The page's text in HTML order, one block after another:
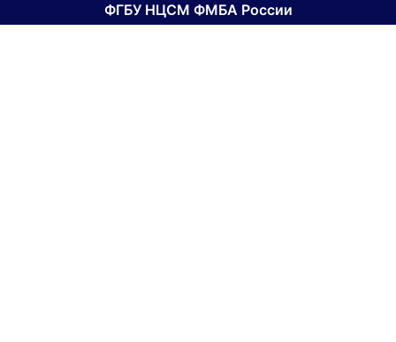
ФГБУ НЦСМ ФМБА России